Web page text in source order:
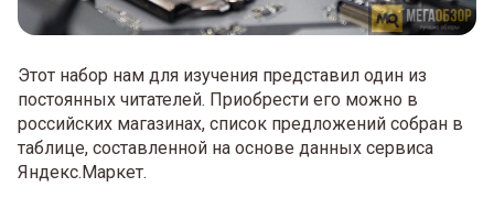
Этот набор нам для изучения представил один из
постоянных читателей. Приобрести его можно в
российских магазинах, список предложений собран в
таблице, составленной на основе данных сервиса
Яндекс.Маркет.